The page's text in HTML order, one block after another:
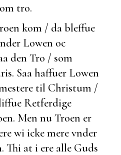
tro.
kom / da bleffue
Lowen oc
den Tro / som
Saa haffuer Lowen
til Christum /
Retferdige
Men nu Troen er
wi icke mere vnder
Thi at i ere alle Guds